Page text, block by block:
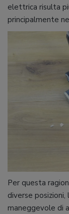
elettrica risulta
principalmente
Per questa
diverse posizioni,
maneggevole di